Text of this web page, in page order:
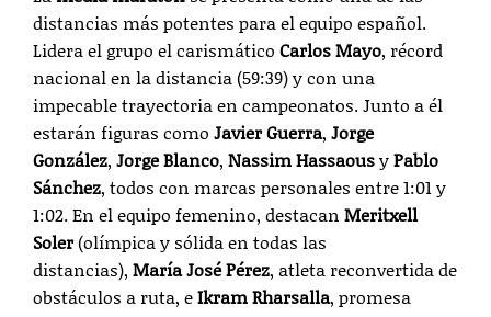
distancias más potentes para el equipo español.
Lidera el grupo el carismáticoCarlos Mayo, récord
nacional en la distancia (59:39) y con una
impecable trayectoria en campeonatos. Junto a él
estarán figuras comoJavier Guerra,Jorge
González,Jorge Blanco,Nassim HassaousyPablo
Sánchez, todos con marcas personales entre 1:01 y
1:02. En el equipo femenino, destacanMeritxell
Soler(olímpica y sólida en todas las
distancias),María José Pérez, atleta reconvertida de
obstáculos a ruta, eIkram Rharsalla, promesa